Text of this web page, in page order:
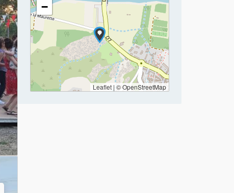
−
Leaflet | © OpenStreetMap